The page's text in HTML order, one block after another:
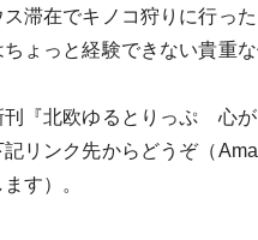
滞在でキノコ狩りに行っ
ょっと経験できない貴重
刊『北欧ゆるとりっぷ 心
記リンク先からどうぞ（
す）。